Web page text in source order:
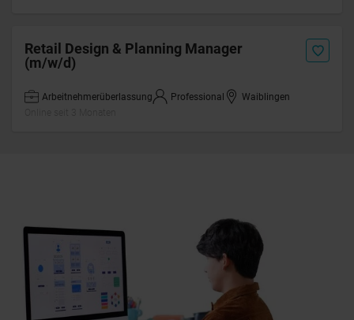
Retail Design & Planning Manager
(m/w/d)
Arbeitnehmerüberlassung Professional
Waiblingen